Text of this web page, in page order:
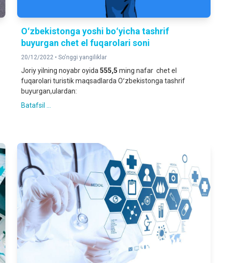
Oʻzbekistonga yoshi boʻyicha tashrif
buyurgan chet el fuqarolari soni
20/12/2022 •So'nggi yangiliklar
Joriy yilning noyabr oyida555,5ming nafar chet el
fuqarolari turistik maqsadlarda Oʻzbekistonga tashrif
buyurgan,ulardan:
Batafsil ...